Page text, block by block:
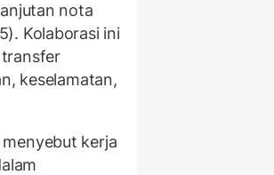
nota
Kolaborasi ini
transfer
keselamatan,
kerja